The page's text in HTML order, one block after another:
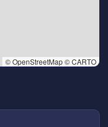
© OpenStreetMap © CARTO